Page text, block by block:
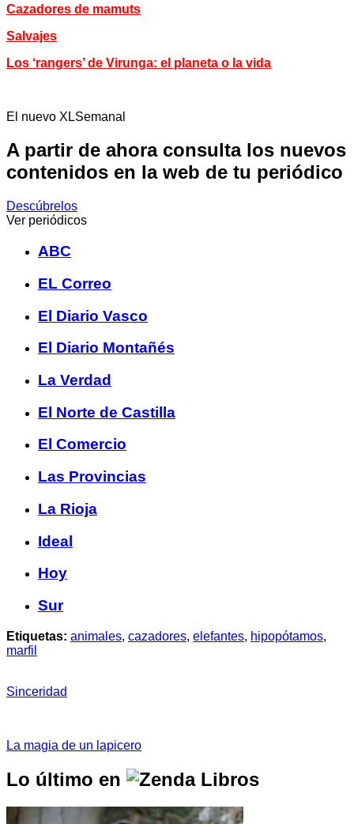
Cazadores de mamuts
Salvajes
Los ‘rangers’ de Virunga: el planeta o la vida
El nuevo XLSemanal
A partir de ahora consulta los nuevos
contenidos en la web de tu periódico
Descúbrelos
Ver periódicos
ABC
EL Correo
El Diario Vasco
El Diario Montañés
La Verdad
El Norte de Castilla
El Comercio
Las Provincias
La Rioja
Ideal
Hoy
Sur
Etiquetas: animales, cazadores, elefantes, hipopótamos,
marfil
Sinceridad
La magia de un lapicero
Lo último en